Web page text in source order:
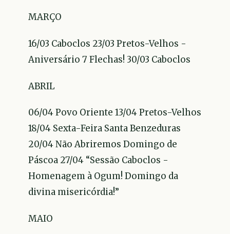
MARÇO
16/03 Caboclos 23/03 Pretos-Velhos -
Aniversário 7 Flechas! 30/03 Caboclos
ABRIL
06/04 Povo Oriente 13/04 Pretos-Velhos
18/04 Sexta-Feira Santa Benzeduras
20/04 Não Abriremos Domingo de
Páscoa 27/04 “Sessão Caboclos -
Homenagem à Ogum! Domingo da
divina misericórdia!”
MAIO